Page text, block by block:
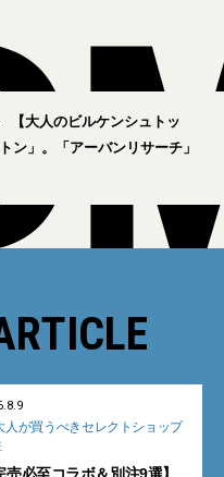
【大人のビルケンシュトッ
ン」。「アーバンリサーチ」
売必至コラボ＆別注9選】